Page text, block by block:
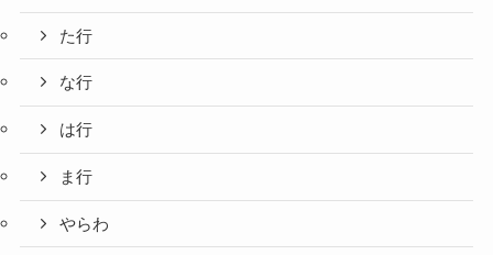
た行
な行
は行
ま行
やらわ